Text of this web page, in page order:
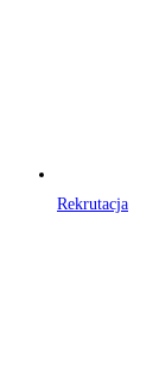
Rekrutacja